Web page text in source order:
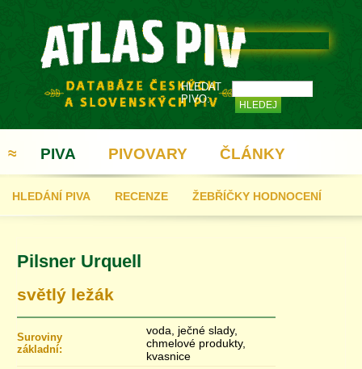
HLEDAT
PIVO:
≈ PIVA
HLEDÁNÍ PIVA RECENZE ŽEBŘÍČKY HODNOCENÍ
PIVOVARY ČLÁNKY
REGISTRACE
Pilsner Urquell
světlý ležák
Suroviny
základní:
voda, ječné slady,
chmelové produkty,
kvasnice